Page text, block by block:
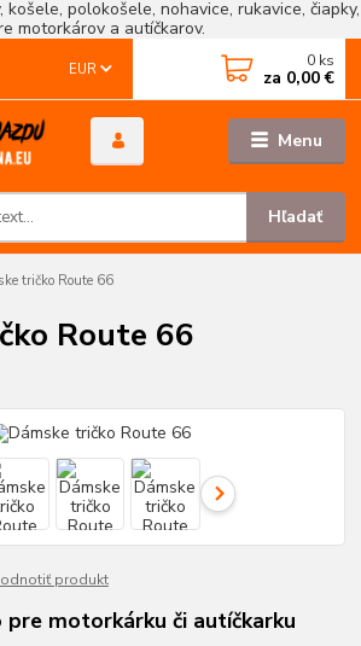
košele, polokošele, nohavice, rukavice, čiapky,
motorkárov a autíčkarov.
Menu
EUR
Hľadať
0 ks
za 0,00 €
tričko Route 66
Route 66
produkt
motorkárku či autíčkarku